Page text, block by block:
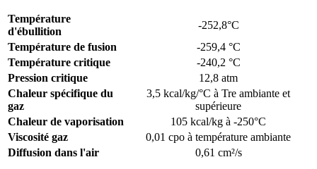
Température
d'ébullition
-252,8°C
Température de fusion
-259,4 °C
Température critique
-240,2 °C
Pression critique
12,8 atm
Chaleur spécifique du
gaz
3,5 kcal/kg/°C à Tre ambiante et
supérieure
Chaleur de vaporisation
105 kcal/kg à -250°C
Viscosité gaz
0,01 cpo à température ambiante
Diffusion dans l'air
0,61 cm²/s